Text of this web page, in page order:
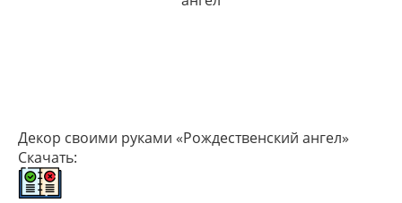
Декор своими руками «Рождественский ангел»
Скачать: